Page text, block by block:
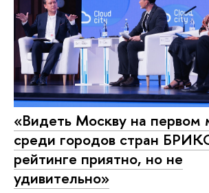
«Видеть Москву на первом
среди городов стран
рейтинге приятно, но не
удивительно»